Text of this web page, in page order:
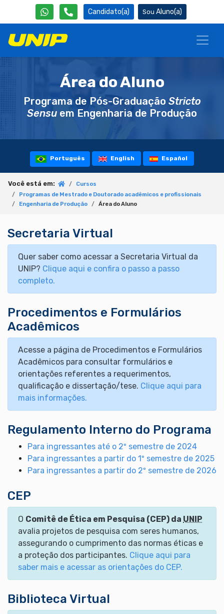
Candidato(a) Aluno(a)
Área do Aluno
Programa de Pós-Graduação Stricto
Sensu em Engenharia de Produção
Português English Español
Você está em:
Cursos
Programas de Mestrado e Doutorado acadêmicos e profissionais
Engenharia de Produção
Área do Aluno
Secretaria Virtual
Quer saber como acessar a Secretaria Virtual da
UNIP? Clique aqui e confira o passo a passo
completo.
Procedimentos e Formulários
Acadêmicos
Acesse a página de Procedimentos e Formulários
Acadêmicos para consultar formulários e
orientações referentes a requerimentos,
qualificação e dissertação/tese. Clique aqui para
mais informações.
Regulamento Interno do Programa
Para ingressantes até o 2º semestre de 2024
Para ingressantes a partir do 1º semestre de 2025
Para ingressantes a partir do 2º semestre de 2026
CEP
O Comitê de Ética em Pesquisa (CEP) da UNIP
avalia projetos de pesquisa com seres humanos,
assegurando o cumprimento das normas éticas e
a proteção dos participantes. Clique aqui para
saber mais e acessar as orientações do CEP.
Biblioteca Virtual